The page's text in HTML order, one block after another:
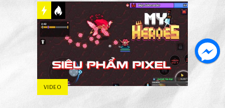
VIDEO